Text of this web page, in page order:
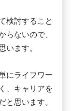
検討すること
らないので、
います。
にライフワー
、キャリアを
と思います。